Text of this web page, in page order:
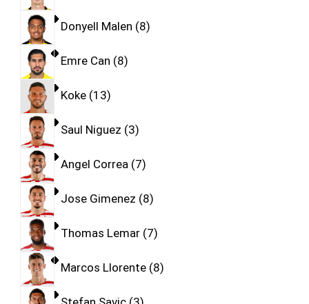
Donyell Malen 8
Emre Can 8
Koke 13
Saul Niguez 3
Angel Correa 7
Jose Gimenez 8
Thomas Lemar 7
Marcos Llorente 8